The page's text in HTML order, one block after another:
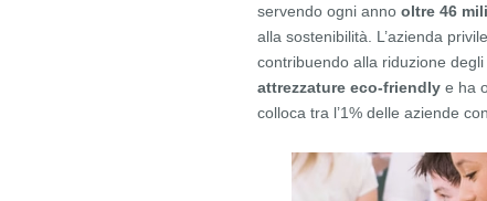
servendo ogni annooltre 46
alla sostenibilità. L’azienda
contribuendo alla riduzione
attrezzature eco-friendly e ha
colloca tra l’1% delle aziende